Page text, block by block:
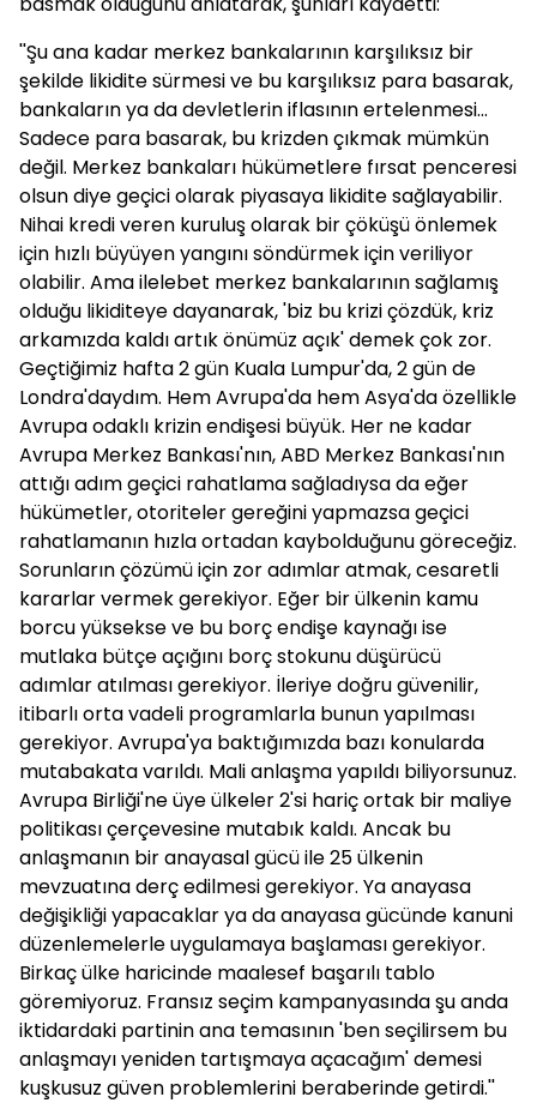
''Şu ana kadar merkez bankalarının karşılıksız bir
şekilde likidite sürmesi ve bu karşılıksız para basarak,
bankaların ya da devletlerin iflasının ertelenmesi...
Sadece para basarak, bu krizden çıkmak mümkün
değil. Merkez bankaları hükümetlere fırsat penceresi
olsun diye geçici olarak piyasaya likidite sağlayabilir.
Nihai kredi veren kuruluş olarak bir çöküşü önlemek
için hızlı büyüyen yangını söndürmek için veriliyor
olabilir. Ama ilelebet merkez bankalarının sağlamış
olduğu likiditeye dayanarak, 'biz bu krizi çözdük, kriz
arkamızda kaldı artık önümüz açık' demek çok zor.
Geçtiğimiz hafta 2 gün Kuala Lumpur'da, 2 gün de
Londra'daydım. Hem Avrupa'da hem Asya'da özellikle
Avrupa odaklı krizin endişesi büyük. Her ne kadar
Avrupa Merkez Bankası'nın, ABD Merkez Bankası'nın
attığı adım geçici rahatlama sağladıysa da eğer
hükümetler, otoriteler gereğini yapmazsa geçici
rahatlamanın hızla ortadan kaybolduğunu göreceğiz.
Sorunların çözümü için zor adımlar atmak, cesaretli
kararlar vermek gerekiyor. Eğer bir ülkenin kamu
borcu yüksekse ve bu borç endişe kaynağı ise
mutlaka bütçe açığını borç stokunu düşürücü
adımlar atılması gerekiyor. İleriye doğru güvenilir,
itibarlı orta vadeli programlarla bunun yapılması
gerekiyor. Avrupa'ya baktığımızda bazı konularda
mutabakata varıldı. Mali anlaşma yapıldı biliyorsunuz.
Avrupa Birliği'ne üye ülkeler 2'si hariç ortak bir maliye
politikası çerçevesine mutabık kaldı. Ancak bu
anlaşmanın bir anayasal gücü ile 25 ülkenin
mevzuatına derç edilmesi gerekiyor. Ya anayasa
değişikliği yapacaklar ya da anayasa gücünde kanuni
düzenlemelerle uygulamaya başlaması gerekiyor.
Birkaç ülke haricinde maalesef başarılı tablo
göremiyoruz. Fransız seçim kampanyasında şu anda
iktidardaki partinin ana temasının 'ben seçilirsem bu
anlaşmayı yeniden tartışmaya açacağım' demesi
kuşkusuz güven problemlerini beraberinde getirdi.''